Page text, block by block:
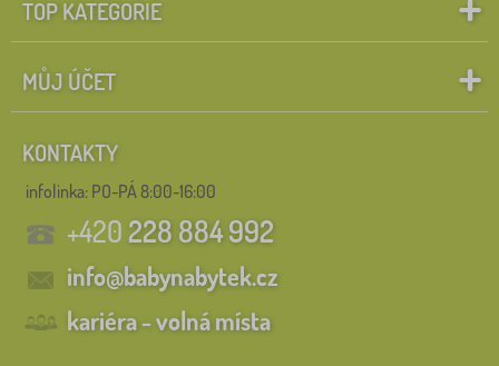
TOP KATEGORIE
MŮJ ÚČET
KONTAKTY
infolinka: PO-PÁ 8:00-16:00
+420228 884 992
info@babynabytek.cz
kariéra - volná místa